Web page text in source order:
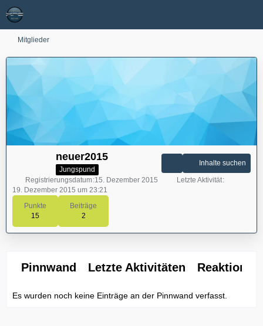
Mitglieder
neuer2015
Jungspund
Punkte
15
Beiträge
2
Inhalte suchen
Registrierungsdatum 15. Dezember 2015
Letzte Aktivität
19. Dezember 2015 um 23:21
Pinnwand Letzte Aktivitäten Reaktionen
Es wurden noch keine Einträge an der Pinnwand verfasst.